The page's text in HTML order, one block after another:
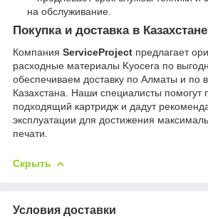
на обслуживание.
Покупка и доставка в Казахстане
Компания ServiceProject предлагает
расходные материалы Kyocera по
обеспечиваем доставку по Алматы и по
Казахстана. Наши специалисты помогут
подходящий картридж и дадут
эксплуатации для достижения
печати.
Скрыть
Условия доставки